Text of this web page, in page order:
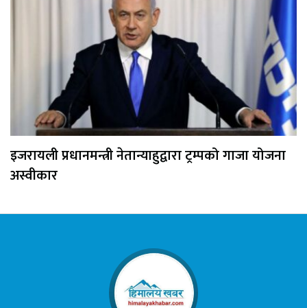
इजरायली प्रधानमन्त्री नेतान्याहुद्वारा ट्रम्पको गाजा योजना
अस्वीकार